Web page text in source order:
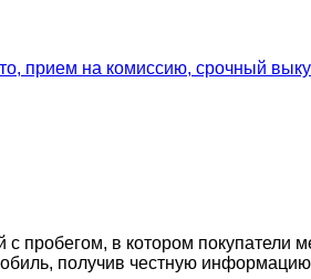
пробегом, в котором покупатели
получив честную